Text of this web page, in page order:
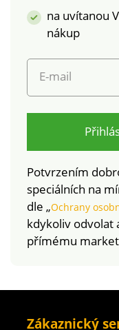
na uvítanou
nákup
E-mail
Potvrzením
speciálních na
dle „Ochrany
kdykoliv odvolat
přímému
Zákaznický